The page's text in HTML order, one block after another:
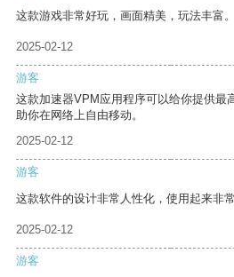
这款游戏非常好玩，画面精美，玩法丰富。
2025-02-12
游客
这款加速器VPM应用程序可以给你提供最
助你在网络上自由移动。
2025-02-12
游客
这款软件的设计非常人性化，使用起来非常
2025-02-12
游客